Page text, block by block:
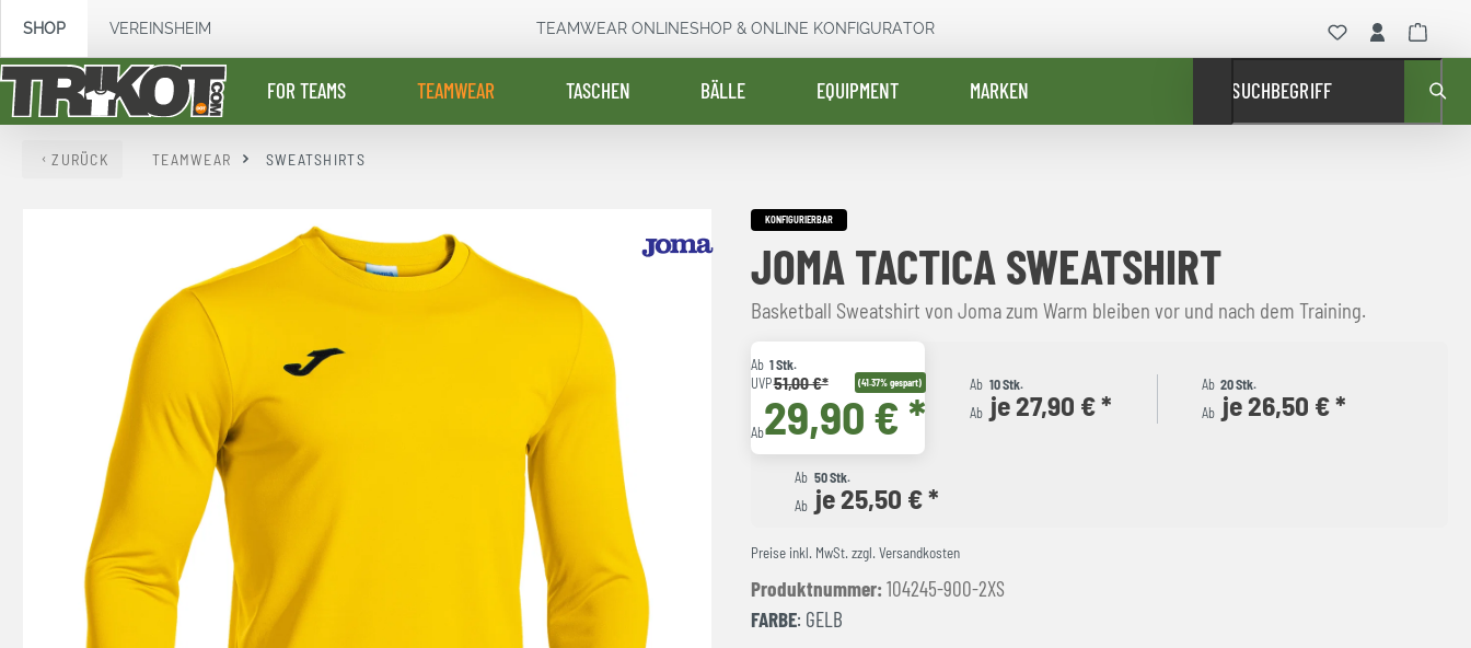
Zur Hauptnavigation springen
SHOP VEREINSHEIM TEAMWEAR ONLINESHOP & ONLINE KONFIGURATOR
FOR TEAMS TEAMWEAR TASCHEN BÄLLE EQUIPMENT MARKEN SUCHBEGRIFF
ZURÜCK TEAMWEAR SWEATSHIRTS
KONFIGURIERBAR
JOMA TACTICA SWEATSHIRT
Basketball Sweatshirt von Joma zum Warm bleiben vor und nach dem Training.
Ab 1 Stk.
UVP51,00 €* (41.37% gespart)
Ab29,90 € *
Ab 10 Stk.
Ab je 27,90 € *
Ab 20 Stk.
Ab je 26,50 € *
Ab 50 Stk.
Ab je 25,50 € *
Preise inkl. MwSt. zzgl. Versandkosten
Produktnummer: 104245-900-2XS
FARBE: GELB